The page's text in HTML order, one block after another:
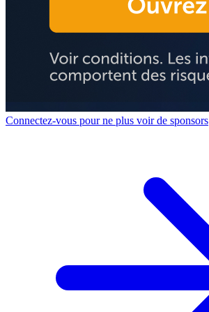
Connectez-vous pour ne plus voir de sponsors